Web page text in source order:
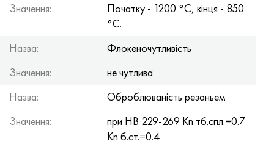
Значення:
Початку - 1200 °C, кінця - 850
°C.
Назва:
Флокеночутливість
Значення:
не чутлива
Назва:
Оброблюваність резаньем
Значення:
при НВ 229-269 Kn тб.спл.=0.7
Kn б.ст.=0.4